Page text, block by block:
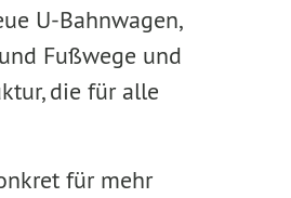
U-Bahnwagen,
Fußwege und
die für alle
für mehr